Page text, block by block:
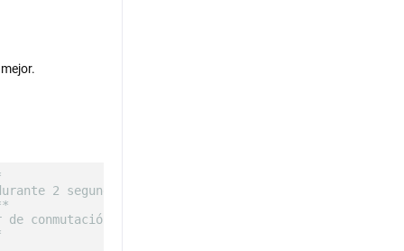
2 segundos **
conmutación TIP120 **